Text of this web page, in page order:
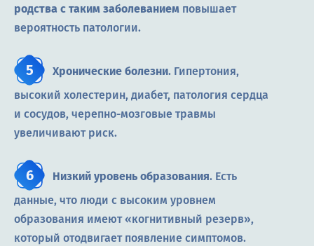
родства с таким заболеванием повышает
вероятность патологии.
Хронические болезни. Гипертония,
высокий холестерин, диабет, патология сердца
и сосудов, черепно-мозговые травмы
увеличивают риск.
Низкий уровень образования. Есть
данные, что люди с высоким уровнем
образования имеют «когнитивный резерв»,
который отодвигает появление симптомов.